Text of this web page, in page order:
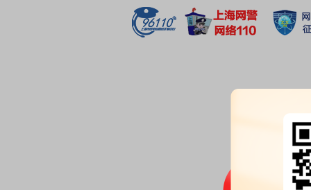
股权质押：截止2026年06月26
股，质押总笔数7笔
2026年06月24日公布
月29日；除权除息日：2026年
2026年06月24日发布《